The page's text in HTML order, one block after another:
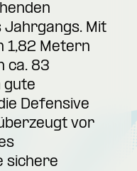
Jahrgangs. Mit
1,82 Metern
ca. 83
gute
Defensive
vor
sichere